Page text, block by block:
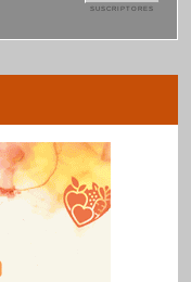
SUSCRIPTORES